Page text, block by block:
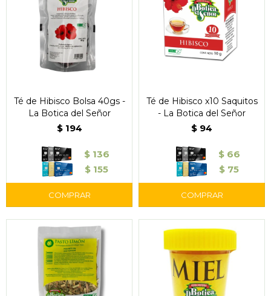
Té de Hibisco Bolsa 40gs -
La Botica del Señor
$ 194
$ 136
$ 155
Té de Hibisco x10 Saquitos
- La Botica del Señor
$ 94
$ 66
$ 75